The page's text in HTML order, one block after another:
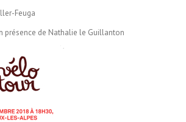
Feuga
présence de Nathalie le Guillanton